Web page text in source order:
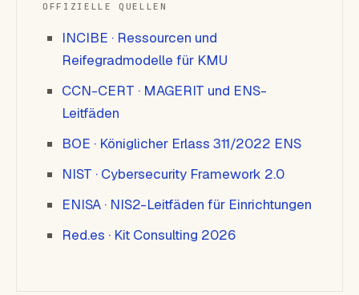
OFFIZIELLE QUELLEN
INCIBE · Ressourcen und
Reifegradmodelle für KMU
CCN-CERT · MAGERIT und ENS-
Leitfäden
BOE · Königlicher Erlass 311/2022 ENS
NIST · Cybersecurity Framework 2.0
ENISA · NIS2-Leitfäden für Einrichtungen
Red.es · Kit Consulting 2026